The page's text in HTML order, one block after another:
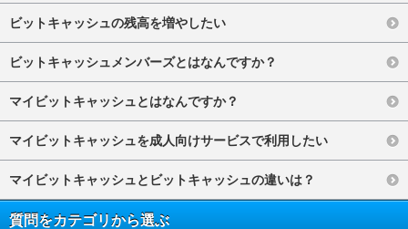
ビットキャッシュの残高を増やしたい
ビットキャッシュメンバーズとはなんですか？
マイビットキャッシュとはなんですか？
マイビットキャッシュを成人向けサービスで利用したい
マイビットキャッシュとビットキャッシュの違いは？
質問をカテゴリから選ぶ